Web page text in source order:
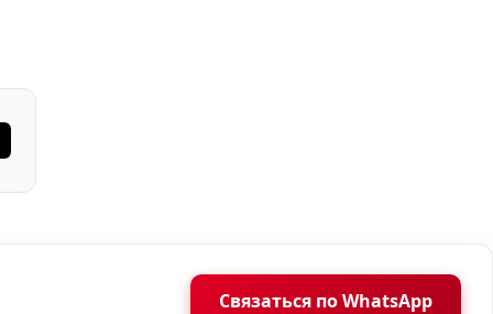
Связаться по WhatsApp